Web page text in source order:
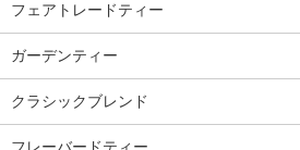
フェアトレードティー
ガーデンティー
クラシックブレンド